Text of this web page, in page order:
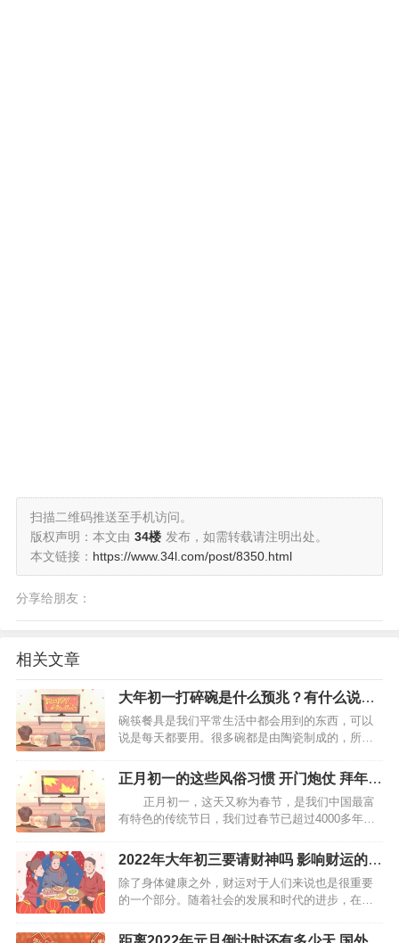
扫描二维码推送至手机访问。
版权声明：本文由 34楼 发布，如需转载请注明出处。
本文链接： https://www.34l.com/post/8350.html
分享给朋友：
相关文章
大年初一打碎碗是什么预兆？有什么说
法？
碗筷餐具是我们平常生活中都会用到的东西，可以
说是每天都要用。很多碗都是由陶瓷制成的，所以
那如果一旦不小心打碎了碗，特别是在大年初一的
时候，有什么征兆呢？…
正月初一的这些风俗习惯 开门炮仗 拜年
给压岁钱
正月初一，这天又称为春节，是我们中国最富
有特色的传统节日，我们过春节已超过4000多年的
重，同时会有许多的风俗习惯，下面就来看看正月
初一有哪些风俗习惯。 开门炮仗 中国民间有“开
门…
2022年大年初三要请财神吗 影响财运的因
素有哪些
除了身体健康之外，财运对于人们来说也是很重要
的一个部分。随着社会的发展和时代的进步，在这
处。在追求财富的道路上，有的人一帆风顺、财源